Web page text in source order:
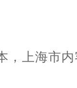
，上海市